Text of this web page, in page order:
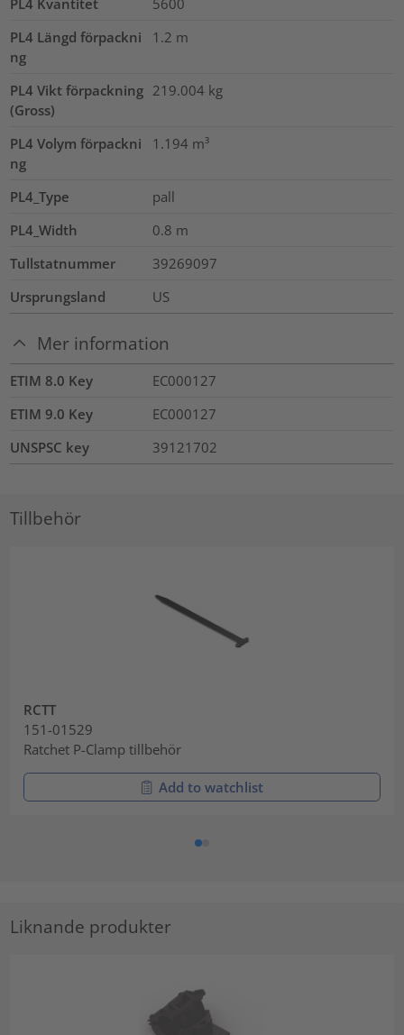
PL4 Längd förpackni
ng
1.2 m
PL4 Vikt förpackning
(Gross)
219.004 kg
PL4 Volym förpackni
ng
1.194 m³
PL4_Type
pall
PL4_Width
0.8 m
Tullstatnummer
39269097
Ursprungsland
US
Mer information
ETIM 8.0 Key
EC000127
ETIM 9.0 Key
EC000127
UNSPSC key
39121702
Tillbehör
RCTT
151-01529
Ratchet P-Clamp tillbehör
Add to watchlist
Liknande produkter